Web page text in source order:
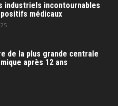
industriels incontournables
médicaux
de la plus grande centrale
après 12 ans